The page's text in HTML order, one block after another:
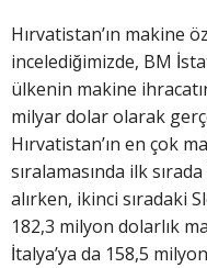
Hırvatistan’ın makine
incelediğimizde, BM
ülkenin makine
milyar dolar olarak
Hırvatistan’ın en çok
sıralamasında ilk
alırken, ikinci sıradaki
182,3 milyon dolarlık
İtalya’ya da 158,5